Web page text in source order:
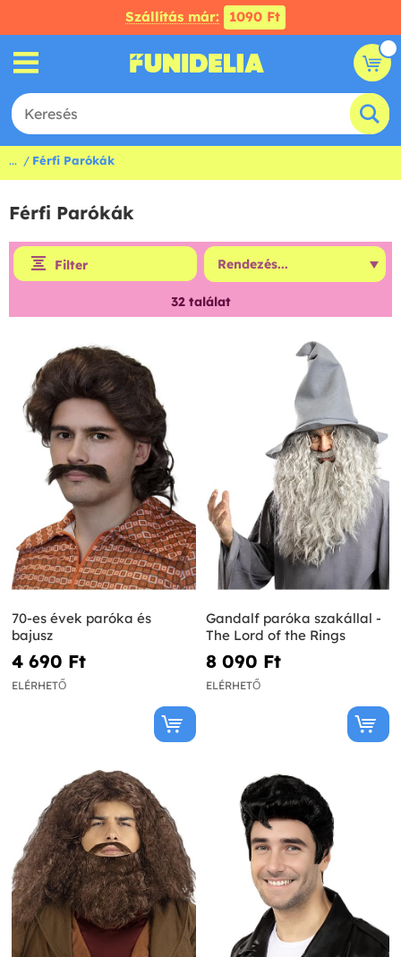
Szállítás már: 1090 Ft
... Férfi Parókák
Férfi Parókák
Filter
32találat
70-es évek paróka és
bajusz
4 690 Ft‎
ELÉRHETŐ
Gandalf paróka szakállal -
The Lord of the Rings
8 090 Ft‎
ELÉRHETŐ